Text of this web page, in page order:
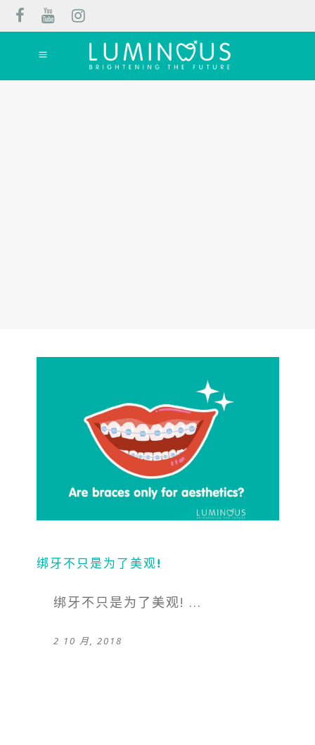
绑牙不只是为了美观!
绑牙不只是为了美观!
2 10 月, 2018